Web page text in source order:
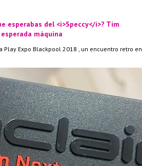
esperabas del <i>Speccy</i>? Tim
máquina
Expo Blackpool 2018 , un encuentro retro en